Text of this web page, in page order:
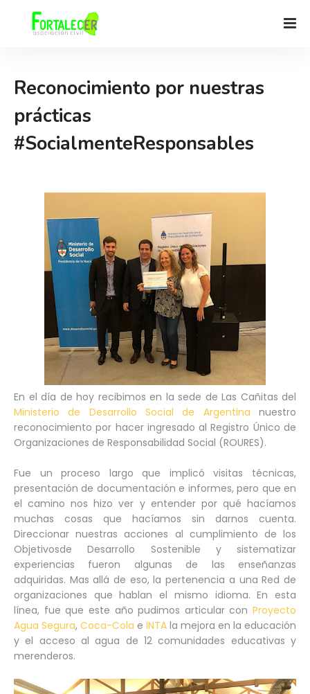
Reconocimiento por nuestras
prácticas
#SocialmenteResponsables
En el día de hoy recibimos en la sede de Las Cañitas del
Ministerio de Desarrollo Social de Argentina nuestro
reconocimiento por hacer ingresado al Registro Único de
Organizaciones de Responsabilidad Social (ROURES).
Fue un proceso largo que implicó visitas técnicas,
presentación de documentación e informes, pero que en
el camino nos hizo ver y entender por qué hacíamos
muchas cosas que hacíamos sin darnos cuenta.
Direccionar nuestras acciones al cumplimiento de los
Objetivosde Desarrollo Sostenible y sistematizar
experiencias fueron algunas de las enseñanzas
adquiridas. Mas allá de eso, la pertenencia a una Red de
organizaciones que hablan el mismo idioma. En esta
línea, fue que este año pudimos articular con Proyecto
Agua Segura, Coca-Cola e INTA la mejora en la educación
y el acceso al agua de 12 comunidades educativas y
merenderos.